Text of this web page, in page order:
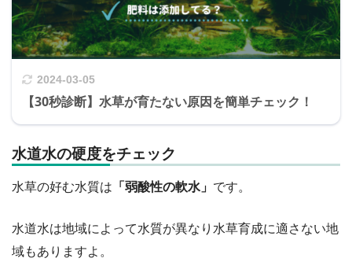
2024-03-05
【30秒診断】水草が育たない原因を簡単チェック！
水道水の硬度をチェック
水草の好む水質は 「弱酸性の軟水」 です。
水道水は地域によって水質が異なり水草育成に適さない地
域もありますよ。